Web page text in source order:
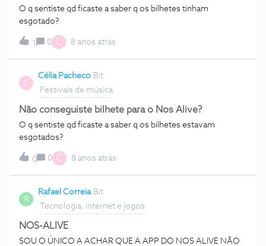
O q sentiste qd ficaste a saber q os bilhetes tinham
esgotado?
1 0 C 8 anos atrás
C
Célia Pacheco Bit
Festivais de música
Não conseguiste bilhete para o Nos Alive?
O q sentiste qd ficaste a saber q os bilhetes estavam
esgotados?
0 0 C 8 anos atrás
R
Rafael Correia Bit
Tecnologia, internet e jogos
NOS-ALIVE
SOU O ÚNICO A ACHAR QUE A APP DO NOS ALIVE NÃO